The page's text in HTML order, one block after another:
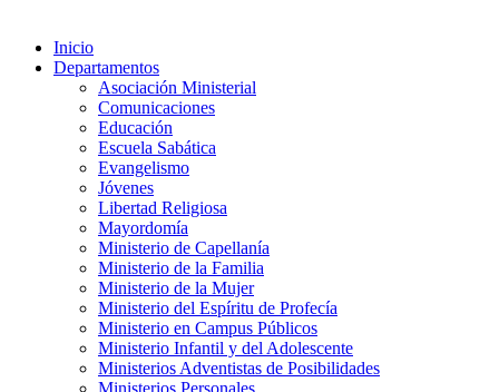
Inicio
Departamentos
Asociación Ministerial
Comunicaciones
Educación
Escuela Sabática
Evangelismo
Jóvenes
Libertad Religiosa
Mayordomía
Ministerio de Capellanía
Ministerio de la Familia
Ministerio de la Mujer
Ministerio del Espíritu de Profecía
Ministerio en Campus Públicos
Ministerio Infantil y del Adolescente
Ministerios Adventistas de Posibilidades
Ministerios Personales